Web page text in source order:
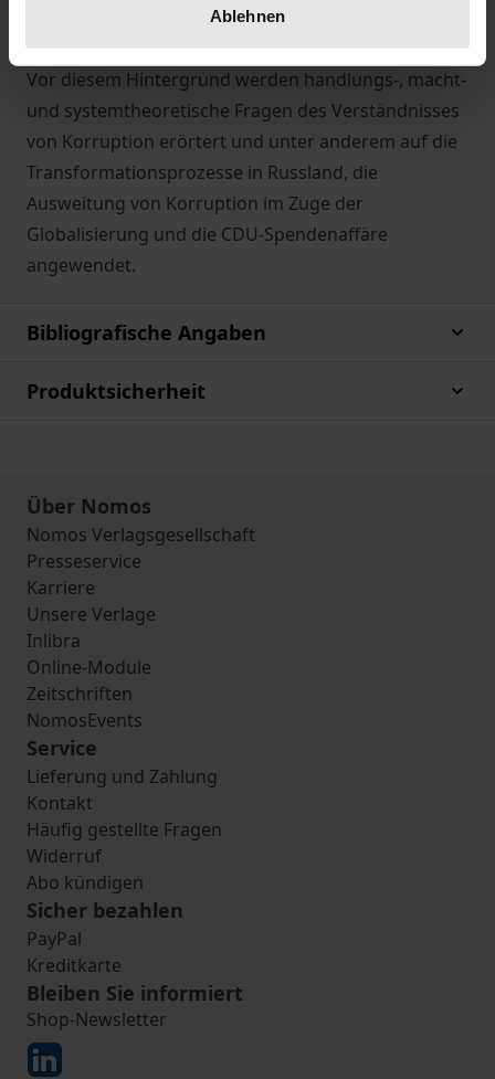
Ablehnen
Korruption, absichtsvoll verborgene Einflussnahme
öffentlich sichtbar und damit justiziabel zu machen.
Vor diesem Hintergrund werden handlungs-, macht-
und systemtheoretische Fragen des Verständnisses
von Korruption erörtert und unter anderem auf die
Transformationsprozesse in Russland, die
Ausweitung von Korruption im Zuge der
Globalisierung und die CDU-Spendenaffäre
angewendet.
Bibliografische Angaben
Produktsicherheit
Über Nomos
Nomos Verlagsgesellschaft
Presseservice
Karriere
Unsere Verlage
Inlibra
Online-Module
Zeitschriften
NomosEvents
Service
Lieferung und Zahlung
Kontakt
Häufig gestellte Fragen
Widerruf
Abo kündigen
Sicher bezahlen
PayPal
Kreditkarte
Bleiben Sie informiert
Shop-Newsletter